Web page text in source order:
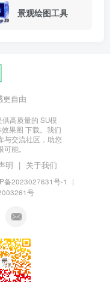
景观绘图工具
更自由
高质量的 SU模
果图 下载。我们
与交流社区，助您
能。
明 | 关于我们
备2023027631号-1
|
号